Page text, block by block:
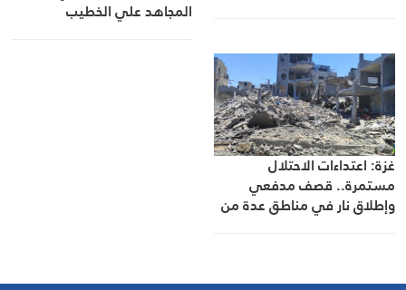
المجاهد علي الخطيب
غزة: اعتداءات الاحتلال
مستمرة.. قصف مدفعي
وإطلاق نار في مناطق عدة من